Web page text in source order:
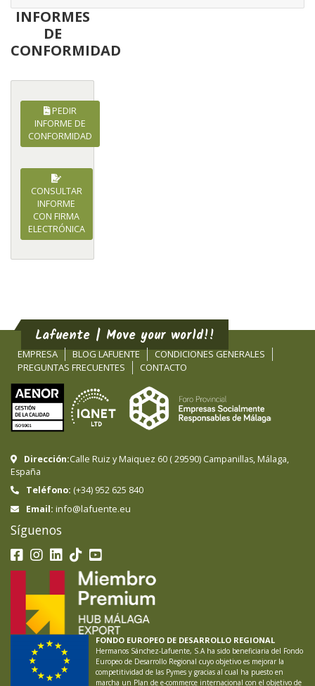
INFORMES
DE
CONFORMIDAD
PEDIR
INFORME DE
CONFORMIDAD
CONSULTAR
INFORME
CON FIRMA
ELECTRÓNICA
Lafuente | Move your world!!
EMPRESA BLOG LAFUENTE
CONDICIONES GENERALES
PREGUNTAS FRECUENTES
CONTACTO
Dirección:Calle Ruiz y Maiquez 60 (29590) Campanillas, Málaga,
España
Teléfono: (+34) 952 625 840
Email: info@lafuente.eu
Síguenos
FONDO EUROPEO DE DESARROLLO REGIONAL
Hermanos Sánchez-Lafuente, S.A ha sido beneficiaria del Fondo
Europeo de Desarrollo Regional cuyo objetivo es mejorar la
competitividad de las Pymes y gracias al cual ha puesto en
marcha un Plan de e-commerce internacional con el objetivo de